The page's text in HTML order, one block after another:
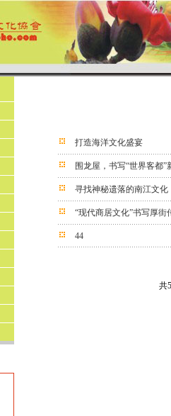
打造海洋文化盛宴
围龙屋，书写“世界客都”
寻找神秘遗落的南江文化
“现代商居文化”书写厚街
44
共